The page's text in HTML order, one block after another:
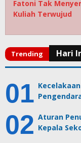
Fatoni Tak
Kuliah Terwujud
Aturan
Kepala